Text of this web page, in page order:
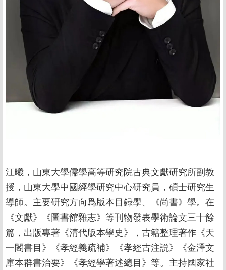
江曦，山東大學儒學高等研究院古典文獻研究所副教
授，山東大學中國經學研究中心研究員，碩士研究生
導師。主要研究方向爲版本目録學、《尚書》學。在
《文獻》《圖書館雜志》等刊物發表學術論文三十餘
篇，出版專著《清代版本學史》，古籍整理著作《天
一閣書目》《孝經義疏補》《孝經古注説》《金澤文
庫本群書治要》《孝經學著述總目》等。主持國家社